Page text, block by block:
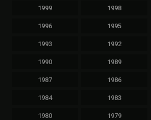
1999 1998
1996 1995
1993 1992
1990 1989
1987 1986
1984 1983
1980 1979